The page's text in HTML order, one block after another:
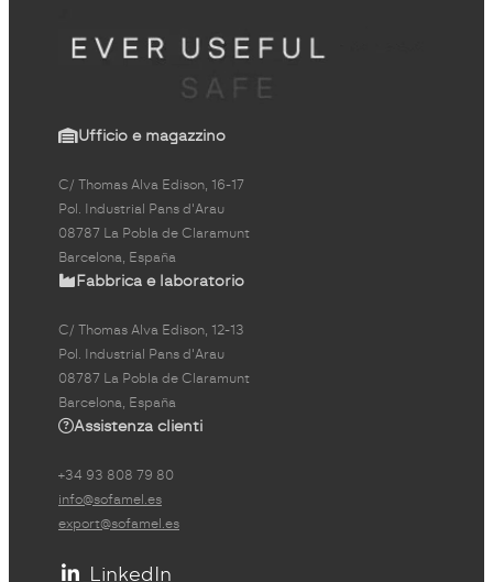
Ufficio e magazzino
C/ Thomas Alva Edison, 16-17
Pol. Industrial Pans d'Arau
08787 La Pobla de Claramunt
Barcelona, España
Fabbrica e laboratorio
C/ Thomas Alva Edison, 12-13
Pol. Industrial Pans d'Arau
08787 La Pobla de Claramunt
Barcelona, España
Assistenza clienti
+34 93 808 79 80
info@sofamel.es
export@sofamel.es
LinkedIn